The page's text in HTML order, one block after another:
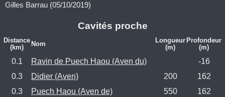
Gilles Barrau (05/10/2019)
Cavités proche
Distance
(km)
Nom
Longueur
(m)
Profondeur
(m)
0.1 Ravin de Puech Haou (Aven du)
-16
0.3
Didier (Aven) 200
162
0.3
Puech Haou (Aven de) 550 162